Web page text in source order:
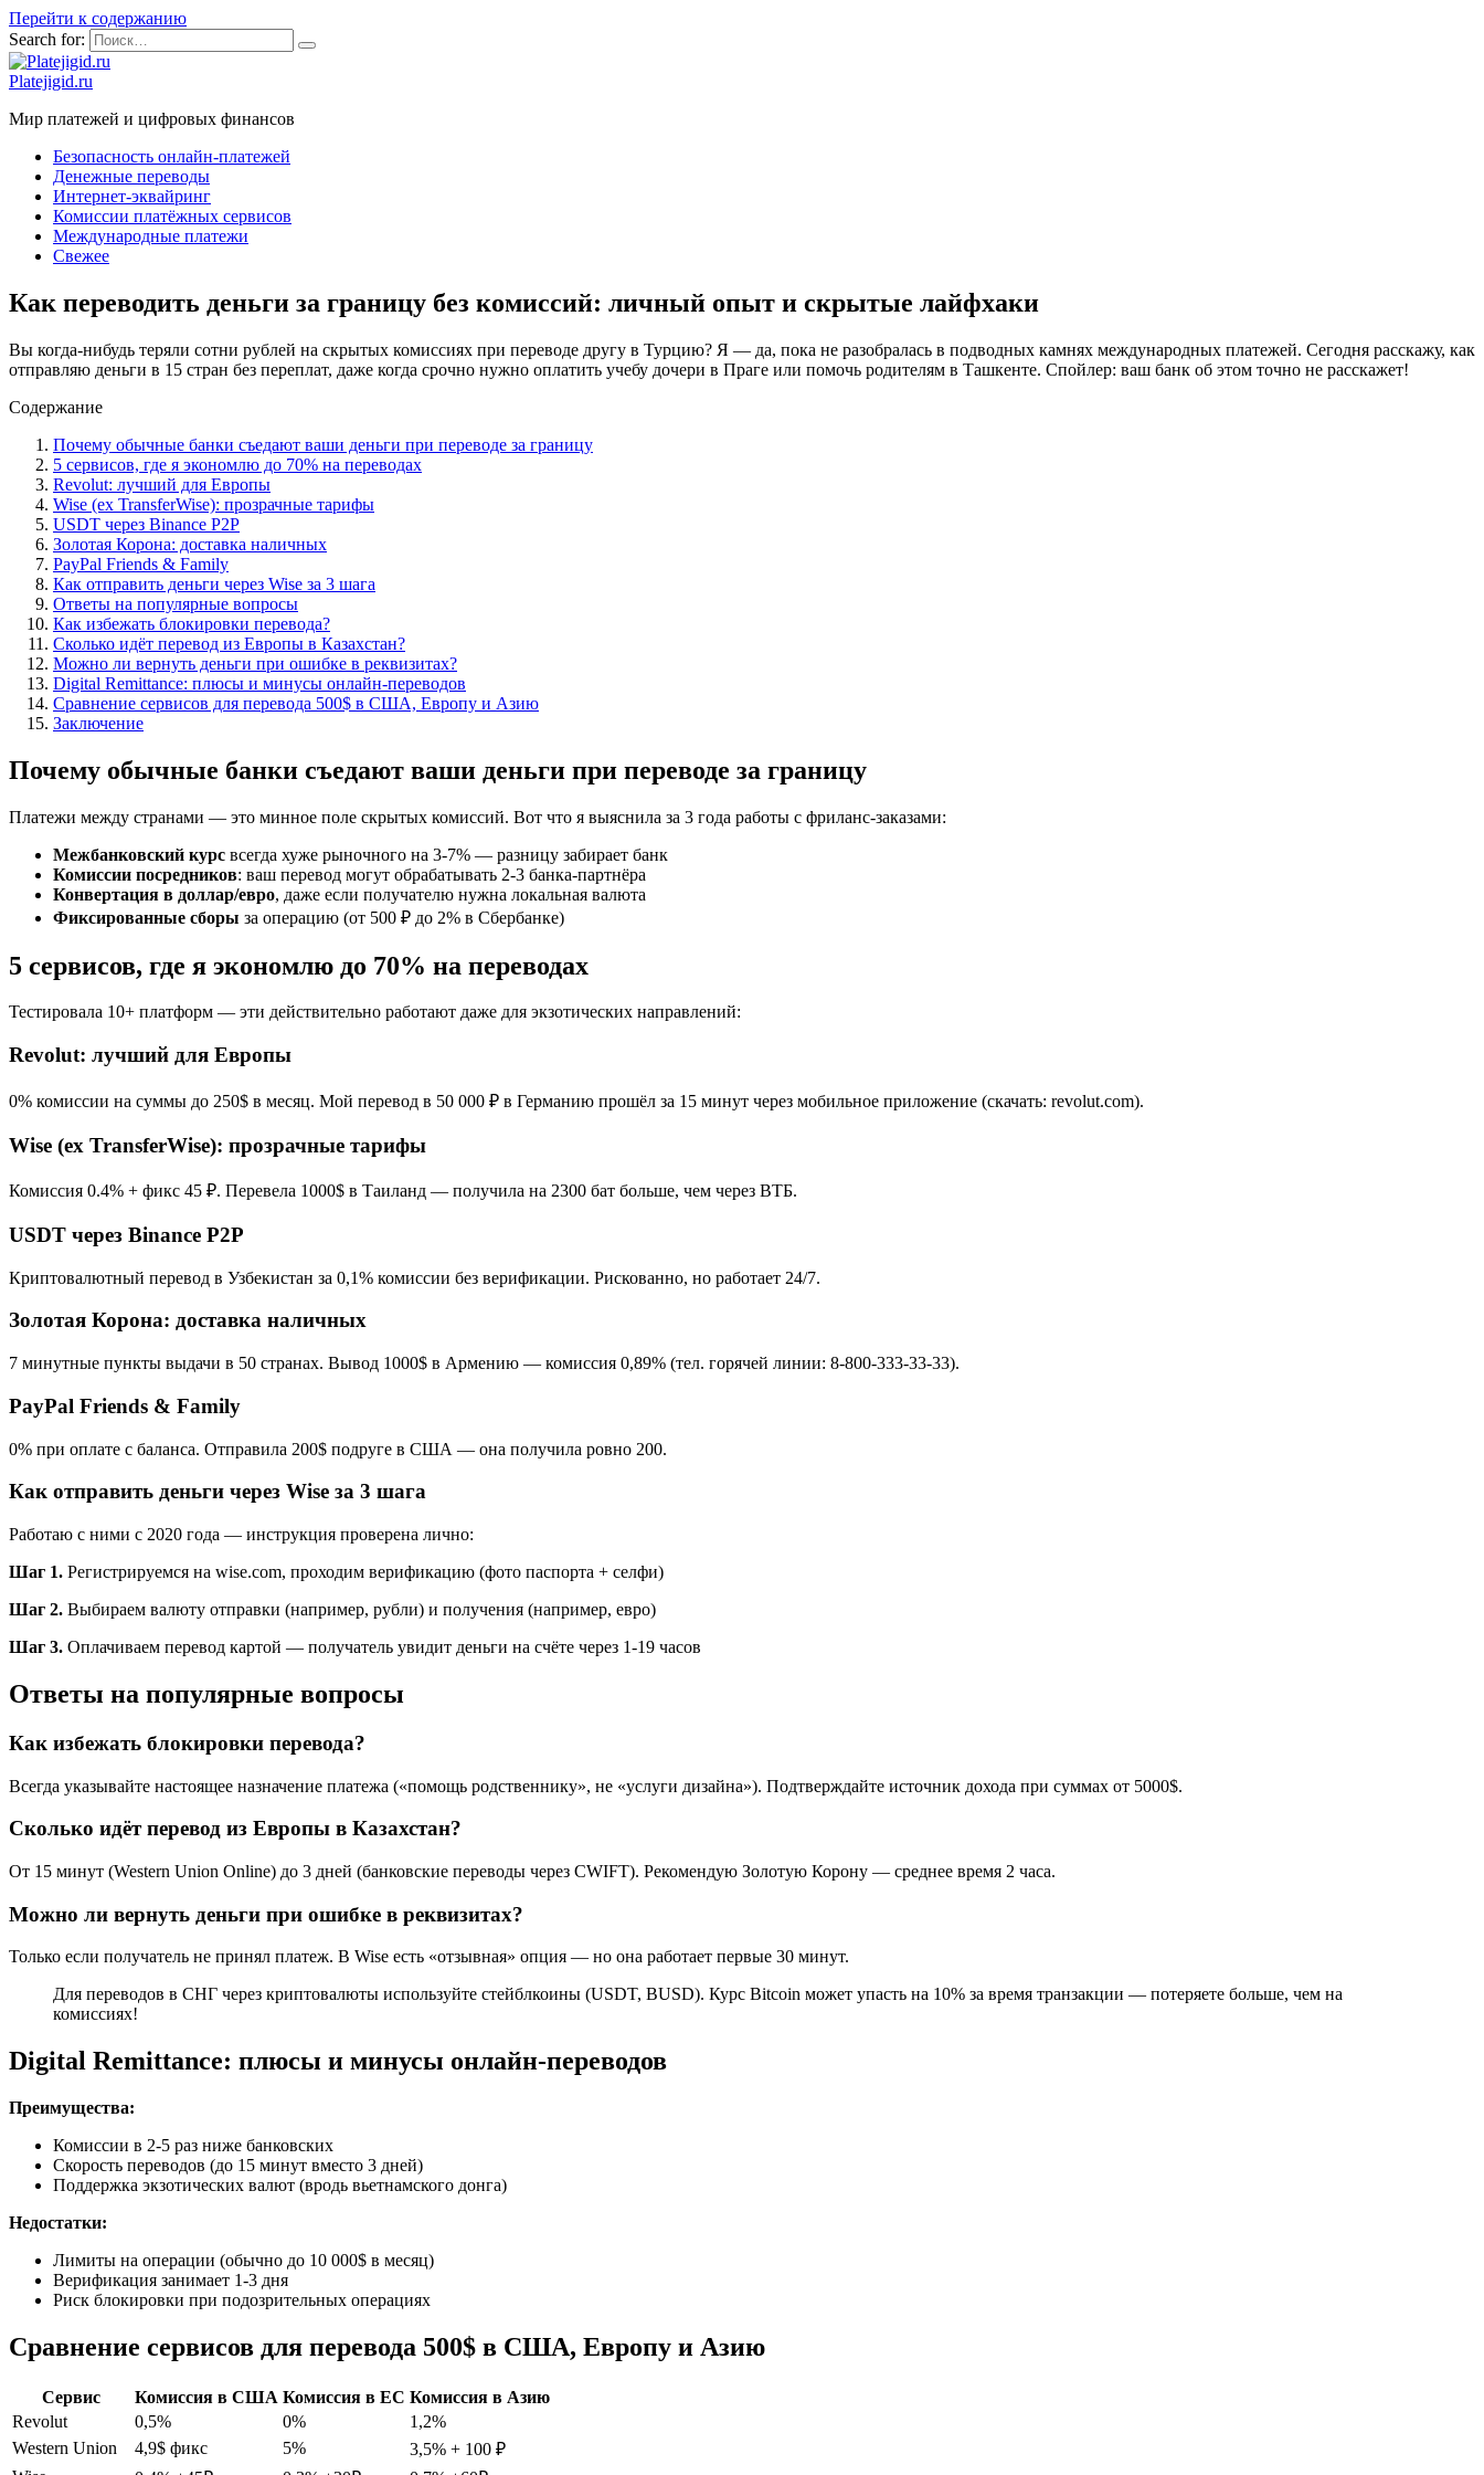
Перейти к содержанию
Search for:
Platejigid.ru
Мир платежей и цифровых финансов
Безопасность онлайн-платежей
Денежные переводы
Интернет-эквайринг
Комиссии платёжных сервисов
Международные платежи
Свежее
Как переводить деньги за границу без комиссий: личный опыт и скрытые лайфхаки
Вы когда-нибудь теряли сотни рублей на скрытых комиссиях при переводе другу в Турцию? Я — да, пока не разобралась в подводных камнях международных платежей. Сегодня расскажу, как
отправляю деньги в 15 стран без переплат, даже когда срочно нужно оплатить учебу дочери в Праге или помочь родителям в Ташкенте. Спойлер: ваш банк об этом точно не расскажет!
Содержание
Почему обычные банки съедают ваши деньги при переводе за границу
5 сервисов, где я экономлю до 70% на переводах
Revolut: лучший для Европы
Wise (ex TransferWise): прозрачные тарифы
USDT через Binance P2P
Золотая Корона: доставка наличных
PayPal Friends & Family
Как отправить деньги через Wise за 3 шага
Ответы на популярные вопросы
Как избежать блокировки перевода?
Сколько идёт перевод из Европы в Казахстан?
Можно ли вернуть деньги при ошибке в реквизитах?
Digital Remittance: плюсы и минусы онлайн-переводов
Сравнение сервисов для перевода 500$ в США, Европу и Азию
Заключение
Почему обычные банки съедают ваши деньги при переводе за границу
Платежи между странами — это минное поле скрытых комиссий. Вот что я выяснила за 3 года работы с фриланс-заказами:
Межбанковский курс всегда хуже рыночного на 3-7% — разницу забирает банк
Комиссии посредников: ваш перевод могут обрабатывать 2-3 банка-партнёра
Конвертация в доллар/евро, даже если получателю нужна локальная валюта
Фиксированные сборы за операцию (от 500 ₽ до 2% в Сбербанке)
5 сервисов, где я экономлю до 70% на переводах
Тестировала 10+ платформ — эти действительно работают даже для экзотических направлений:
Revolut: лучший для Европы
0% комиссии на суммы до 250$ в месяц. Мой перевод в 50 000 ₽ в Германию прошёл за 15 минут через мобильное приложение (скачать: revolut.com).
Wise (ex TransferWise): прозрачные тарифы
Комиссия 0.4% + фикс 45 ₽. Перевела 1000$ в Таиланд — получила на 2300 бат больше, чем через ВТБ.
USDT через Binance P2P
Криптовалютный перевод в Узбекистан за 0,1% комиссии без верификации. Рискованно, но работает 24/7.
Золотая Корона: доставка наличных
7 минутные пункты выдачи в 50 странах. Вывод 1000$ в Армению — комиссия 0,89% (тел. горячей линии: 8-800-333-33-33).
PayPal Friends & Family
0% при оплате с баланса. Отправила 200$ подруге в США — она получила ровно 200.
Как отправить деньги через Wise за 3 шага
Работаю с ними с 2020 года — инструкция проверена лично:
Шаг 1. Регистрируемся на wise.com, проходим верификацию (фото паспорта + селфи)
Шаг 2. Выбираем валюту отправки (например, рубли) и получения (например, евро)
Шаг 3. Оплачиваем перевод картой — получатель увидит деньги на счёте через 1-19 часов
Ответы на популярные вопросы
Как избежать блокировки перевода?
Всегда указывайте настоящее назначение платежа («помощь родственнику», не «услуги дизайна»). Подтверждайте источник дохода при суммах от 5000$.
Сколько идёт перевод из Европы в Казахстан?
От 15 минут (Western Union Online) до 3 дней (банковские переводы через СWIFT). Рекомендую Золотую Корону — среднее время 2 часа.
Можно ли вернуть деньги при ошибке в реквизитах?
Только если получатель не принял платеж. В Wise есть «отзывная» опция — но она работает первые 30 минут.
Для переводов в СНГ через криптовалюты используйте стейблкоины (USDT, BUSD). Курс Bitcoin может упасть на 10% за время транзакции — потеряете больше, чем на
комиссиях!
Digital Remittance: плюсы и минусы онлайн-переводов
Преимущества:
Комиссии в 2-5 раз ниже банковских
Скорость переводов (до 15 минут вместо 3 дней)
Поддержка экзотических валют (вродь вьетнамского донга)
Недостатки:
Лимиты на операции (обычно до 10 000$ в месяц)
Верификация занимает 1-3 дня
Риск блокировки при подозрительных операциях
Сравнение сервисов для перевода 500$ в США, Европу и Азию
Сервис Комиссия в США Комиссия в ЕС Комиссия в Азию
Revolut
0,5% 0%
1,2%
Western Union
4,9$ фикс 5%
3,5% + 100 ₽